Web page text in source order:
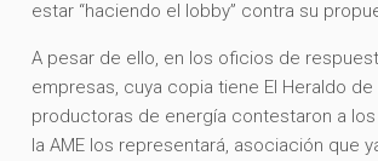
estar “haciendo el lobby” contra su
A pesar de ello, en los oficios de
empresas, cuya copia tiene El Heraldo de
productoras de energía contestaron a
la AME los representará, asociación que